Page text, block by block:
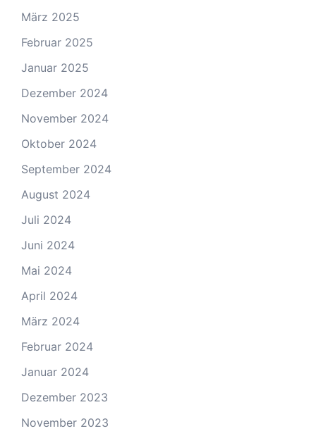
März 2025
Februar 2025
Januar 2025
Dezember 2024
November 2024
Oktober 2024
September 2024
August 2024
Juli 2024
Juni 2024
Mai 2024
April 2024
März 2024
Februar 2024
Januar 2024
Dezember 2023
November 2023